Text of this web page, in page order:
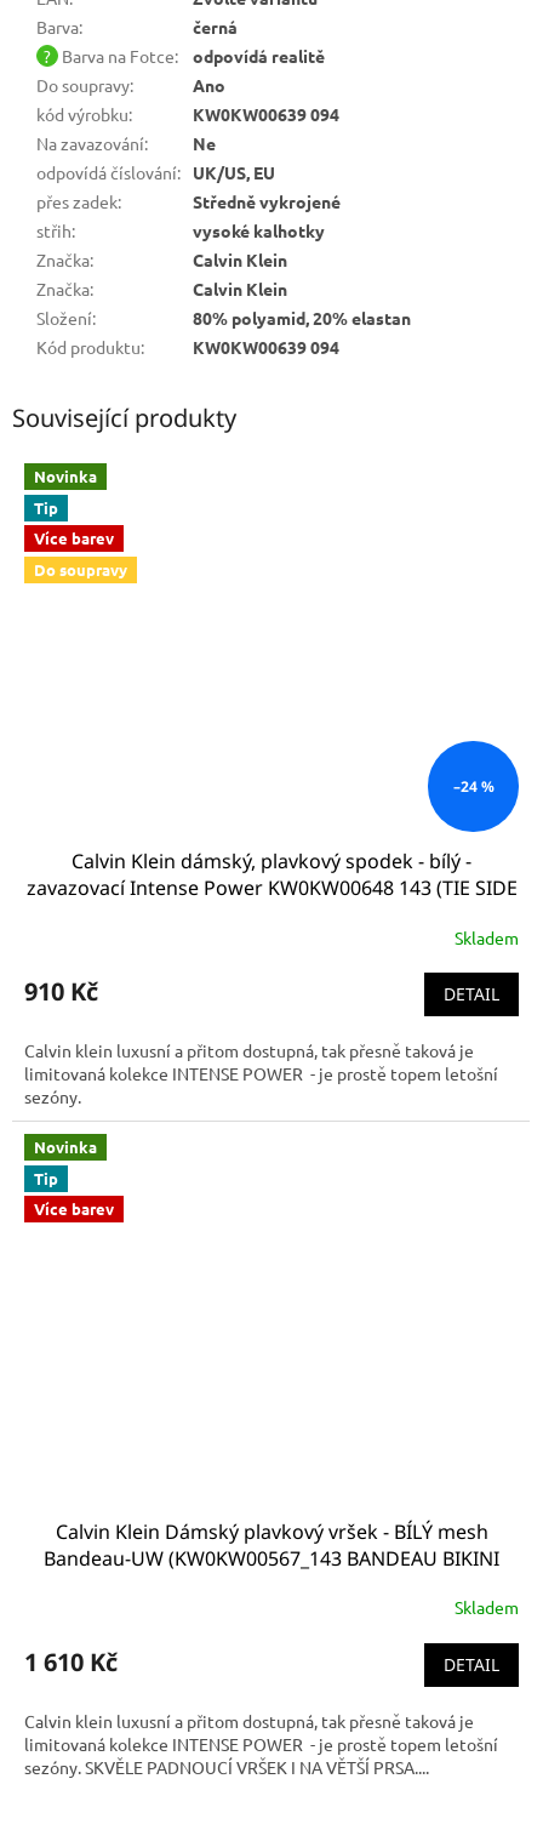
Barva:
černá
? Barva na Fotce:
odpovídá realitě
Do soupravy:
Ano
kód výrobku:
KW0KW00639 094
Na zavazování:
Ne
odpovídá číslování:
UK/US, EU
přes zadek:
Středně vykrojené
střih:
vysoké kalhotky
Značka:
Calvin Klein
Značka:
Calvin Klein
Složení:
80% polyamid, 20% elastan
Kód produktu: KW0KW00639 094
Související produkty
Novinka
Tip
Více barev
Do soupravy
–24 %
Calvin Klein dámský, plavkový spodek - bílý -
zavazovací Intense Power KW0KW00648 143 (TIE SIDE
Skladem
910 Kč DETAIL
Calvin klein luxusní a přitom dostupná, tak přesně taková je
limitovaná kolekce INTENSE POWER - je prostě topem letošní
sezóny.
Novinka
Tip
Více barev
Calvin Klein Dámský plavkový vršek - BÍLÝ mesh
Bandeau-UW (KW0KW00567_143 BANDEAU BIKINI
Skladem
1 610 Kč DETAIL
Calvin klein luxusní a přitom dostupná, tak přesně taková je
limitovaná kolekce INTENSE POWER - je prostě topem letošní
sezóny. SKVĚLE PADNOUCÍ VRŠEK I NA VĚTŠÍ PRSA....